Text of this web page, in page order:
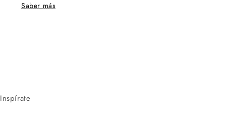
Saber más
Inspírate